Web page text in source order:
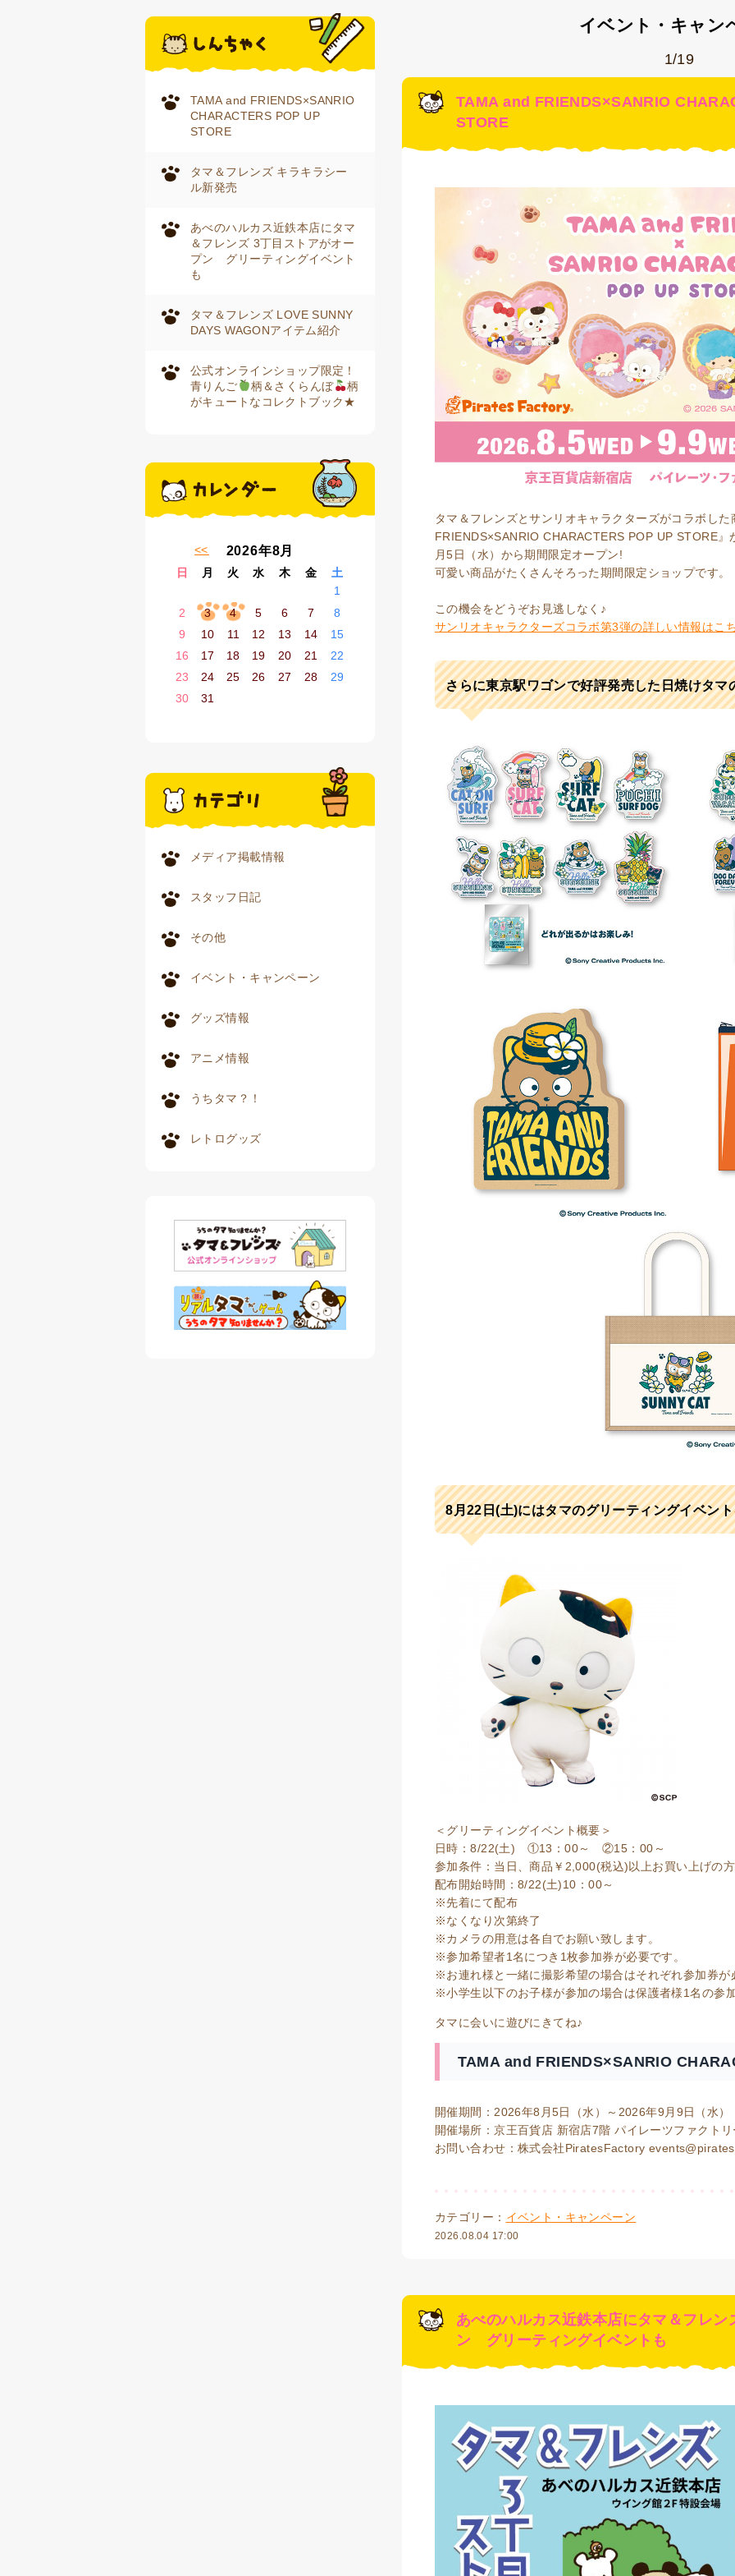
TAMA and FRIENDS×SANRIO
CHARACTERS POP UP
STORE
タマ＆フレンズ キラキラシー
ル新発売
あべのハルカス近鉄本店にタマ
＆フレンズ 3丁目ストアがオー
プン グリーティングイベント
も
タマ＆フレンズ LOVE SUNNY
DAYS WAGONアイテム紹介
公式オンラインショップ限定！
青りんご
柄＆さくらんぼ
柄
がキュートなコレクトブック★
2026年8月
日 月 火 水 木 金 土
« 7月
1
2
3 4 5 6 7
8
9
10 11 12 13 14
15
16
17 18 19 20 21
22
23
24 25 26 27 28
29
30
31
メディア掲載情報
スタッフ日記
その他
イベント・キャンペーン
グッズ情報
アニメ情報
うちタマ？！
レトログッズ
イベント・キャン
1/19
TAMA and FRIENDS×SANRIO
STORE
タマ＆フレンズとサンリオキャラクターズがコラボし
FRIENDS×SANRIO CHARACTERS POP UP STORE
月5日（水）から期間限定オープン!
可愛い商品がたくさんそろった期間限定ショップです。
この機会をどうぞお見逃しなく♪
サンリオキャラクターズコラボ第3弾の詳しい情報はこ
さらに東京駅ワゴンで好評発売した日焼けタマ
8月22日(土)にはタマのグリーティングイベン
＜グリーティングイベント概要＞
日時：8/22(土) ①13：00～ ②15：00～
参加条件：当日、商品￥2,000(税込)以上お買い上げの
配布開始時間：8/22(土)10：00～
※先着にて配布
※なくなり次第終了
※カメラの用意は各自でお願い致します。
※参加希望者1名につき1枚参加券が必要です。
※お連れ様と一緒に撮影希望の場合はそれぞれ参加券が
※小学生以下のお子様が参加の場合は保護者様1名の参
タマに会いに遊びにきてね♪
TAMA and FRIENDS×SANRIO
開催期間：2026年8月5日（水）～2026年9月9日（水）
開催場所：京王百貨店 新宿店7階 パイレーツファクト
お問い合わせ：株式会社PiratesFactory
カテゴリー： イベント・キャンペーン
2026.08.04 17:00
あべのハルカス近鉄本店にタマ＆フレ
ン グリーティングイベントも